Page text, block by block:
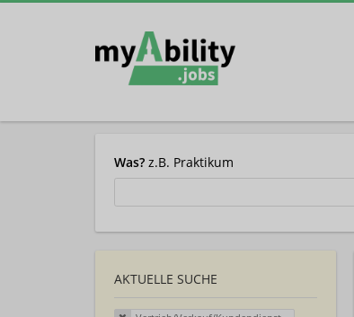
Was? z.B. Praktikum
AKTUELLE SUCHE